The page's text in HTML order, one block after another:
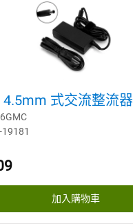
4.5mm 式交流整流器
19181
加入購物車